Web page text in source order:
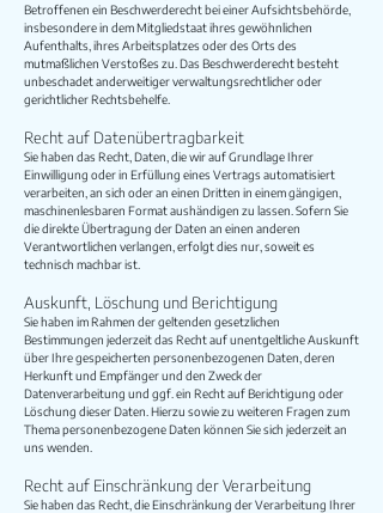
Betroffenen ein Beschwerderecht bei einer Aufsichtsbehörde,
insbesondere in dem Mitgliedstaat ihres gewöhnlichen
Aufenthalts, ihres Arbeitsplatzes oder des Orts des
mutmaßlichen Verstoßes zu. Das Beschwerderecht besteht
unbeschadet anderweitiger verwaltungsrechtlicher oder
gerichtlicher Rechtsbehelfe.
Recht auf Datenübertragbarkeit
Sie haben das Recht, Daten, die wir auf Grundlage Ihrer
Einwilligung oder in Erfüllung eines Vertrags automatisiert
verarbeiten, an sich oder an einen Dritten in einem gängigen,
maschinenlesbaren Format aushändigen zu lassen. Sofern Sie
die direkte Übertragung der Daten an einen anderen
Verantwortlichen verlangen, erfolgt dies nur, soweit es
technisch machbar ist.
Auskunft, Löschung und Berichtigung
Sie haben im Rahmen der geltenden gesetzlichen
Bestimmungen jederzeit das Recht auf unentgeltliche Auskunft
über Ihre gespeicherten personenbezogenen Daten, deren
Herkunft und Empfänger und den Zweck der
Datenverarbeitung und ggf. ein Recht auf Berichtigung oder
Löschung dieser Daten. Hierzu sowie zu weiteren Fragen zum
Thema personenbezogene Daten können Sie sich jederzeit an
uns wenden.
Recht auf Einschränkung der Verarbeitung
Sie haben das Recht, die Einschränkung der Verarbeitung Ihrer